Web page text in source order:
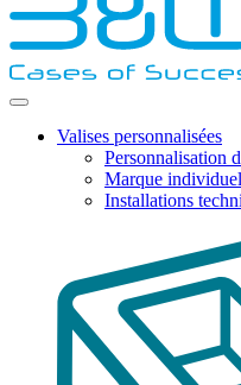
Valises personnalisées
Personnalisation
Marque
Installations